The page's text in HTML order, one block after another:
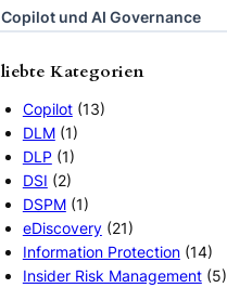
Copilot und AI Governance
Kategorien
Copilot(13)
DLM(1)
DLP (1)
DSI (2)
DSPM(1)
eDiscovery(21)
Information Protection(14)
Insider Risk Management(5)